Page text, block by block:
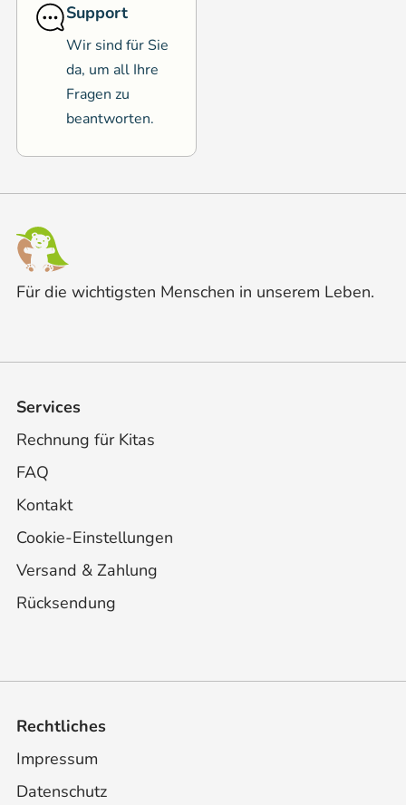
Support
Wir sind für Sie
da, um all Ihre
Fragen zu
beantworten.
Für die wichtigsten Menschen in unserem Leben.
Services
Rechnung für Kitas
FAQ
Kontakt
Cookie-Einstellungen
Versand & Zahlung
Rücksendung
Rechtliches
Impressum
Datenschutz